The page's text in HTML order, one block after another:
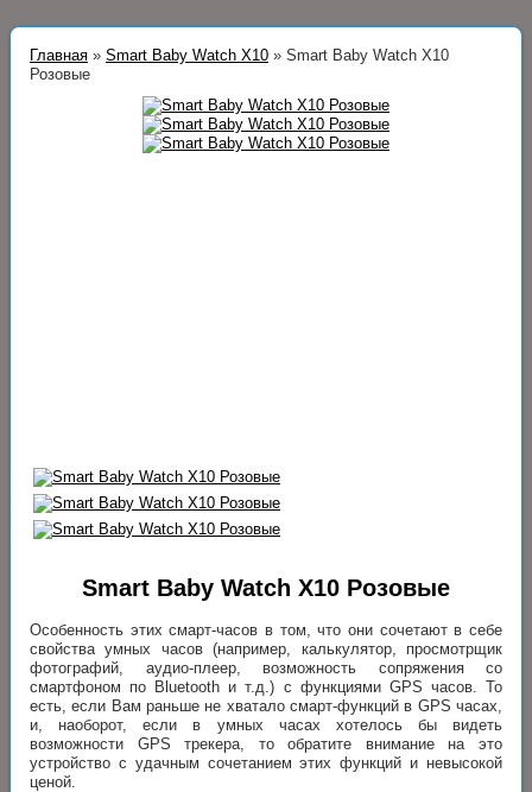
Главная » Smart Baby Watch X10 » Smart Baby Watch X10
Розовые
Smart Baby Watch X10 Розовые
Особенность этих смарт-часов в том, что они сочетают в себе
свойства умных часов (например, калькулятор, просмотрщик
фотографий, аудио-плеер, возможность сопряжения со
смартфоном по Bluetooth и т.д.) с функциями GPS часов. То
есть, если Вам раньше не хватало смарт-функций в GPS часах,
и, наоборот, если в умных часах хотелось бы видеть
возможности GPS трекера, то обратите внимание на это
устройство с удачным сочетанием этих функций и невысокой
ценой.